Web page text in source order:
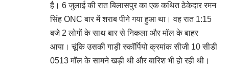
है। 6 जुलाई की रात बिलासपुर का एक कथित ठेकेदार रमन
सिंह ONC बार में शराब पीने गया हुआ था। वह रात 1:15
बजे 2 लोगों के साथ बार से निकला और मॉल के बाहर
आया। चूंकि उसकी गाड़ी स्कॉर्पियो क्रमांक सीजी 10 सीडी
0513 मॉल के सामने खड़ी थी और बारिश भी हो रही थी।